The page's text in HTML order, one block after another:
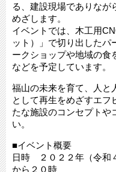
る、建設現場でありなが
めざします。
イベントでは、木工用
ット）」で切り出したパ
ークショップや地域の食
などを予定しています。
福山の未来を育て、人と
として再生をめざすエフ
たな施設のコンセプトや
い。
■イベント概要
日時 ２０２２年（令和
から２０時